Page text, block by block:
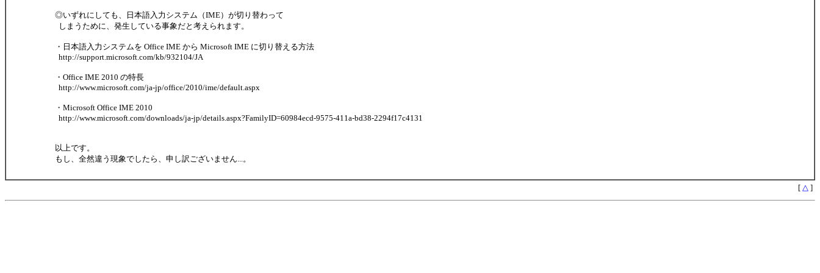
◎いずれにしても、日本語入力システム（IME）が切り替わって
しまうために、発生している事象だと考えられます。
・日本語入力システムを Office IME から Microsoft IME に切り替える方法
http://support.microsoft.com/kb/932104/JA
・Office IME 2010 の特長
http://www.microsoft.com/ja-jp/office/2010/ime/default.aspx
・Microsoft Office IME 2010
http://www.microsoft.com/downloads/ja-jp/details.aspx?FamilyID=60984ecd-9575-411a-bd38-2294f17c4131
以上です。
もし、全然違う現象でしたら、申し訳ございません...。
[ △ ]